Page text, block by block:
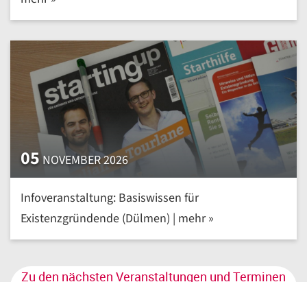
05 NOVEMBER 2026
Infoveranstaltung: Basiswissen für
Existenzgründende (Dülmen) | mehr »
Zu den nächsten Veranstaltungen und Terminen